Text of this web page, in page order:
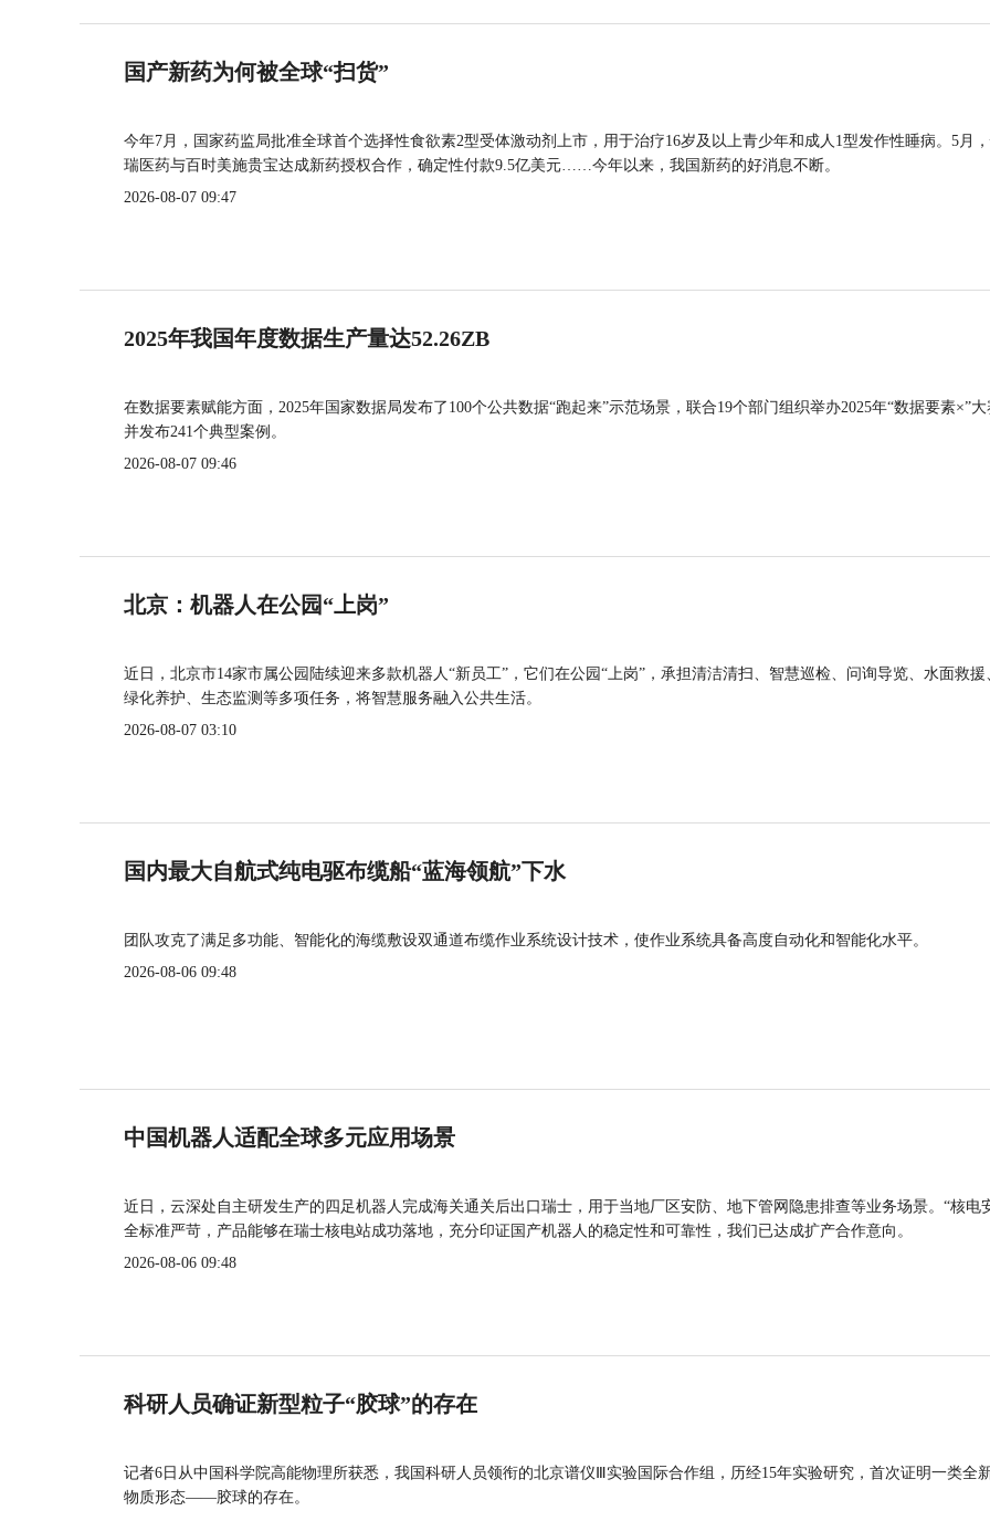
国产新药为何被全球“扫货”
今年7月，国家药监局批准全球首个选择性食欲素2型受体激动剂上市，用于治疗16岁及以上青少年和成人1型发作性睡病。5月
瑞医药与百时美施贵宝达成新药授权合作，确定性付款9.5亿美元……今年以来，我国新药的好消息不断。
2026-08-07 09:47
2025年我国年度数据生产量达52.26ZB
在数据要素赋能方面，2025年国家数据局发布了100个公共数据“跑起来”示范场景，联合19个部门组织举办2025年“数据要素×”大
并发布241个典型案例。
2026-08-07 09:46
北京：机器人在公园“上岗”
近日，北京市14家市属公园陆续迎来多款机器人“新员工”，它们在公园“上岗”，承担清洁清扫、智慧巡检、问询导览、水面救援
绿化养护、生态监测等多项任务，将智慧服务融入公共生活。
2026-08-07 03:10
国内最大自航式纯电驱布缆船“蓝海领航”下水
团队攻克了满足多功能、智能化的海缆敷设双通道布缆作业系统设计技术，使作业系统具备高度自动化和智能化水平。
2026-08-06 09:48
中国机器人适配全球多元应用场景
近日，云深处自主研发生产的四足机器人完成海关通关后出口瑞士，用于当地厂区安防、地下管网隐患排查等业务场景。“核电
全标准严苛，产品能够在瑞士核电站成功落地，充分印证国产机器人的稳定性和可靠性，我们已达成扩产合作意向。
2026-08-06 09:48
科研人员确证新型粒子“胶球”的存在
记者6日从中国科学院高能物理所获悉，我国科研人员领衔的北京谱仪Ⅲ实验国际合作组，历经15年实验研究，首次证明一类全
物质形态——胶球的存在。